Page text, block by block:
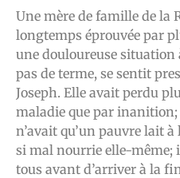
Une mère de famille de la
longtemps éprouvée par
une douloureuse situation
pas de terme, se sentit
Joseph. Elle avait perdu
maladie que par
n’avait qu’un pauvre lait
si mal nourrie elle-même;
tous avant d’arriver à la